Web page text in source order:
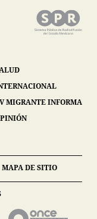
MIGRANTE INFORMA
MAPA DE SITIO